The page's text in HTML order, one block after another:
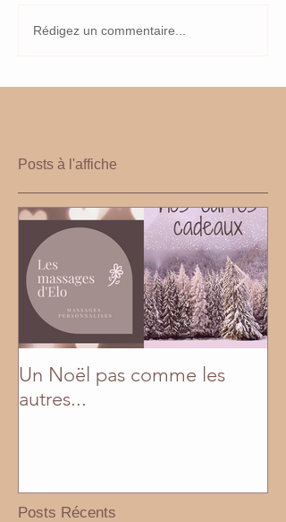
Rédigez un commentaire...
Posts à l'affiche
Un Noël pas comme les
autres...
Posts Récents